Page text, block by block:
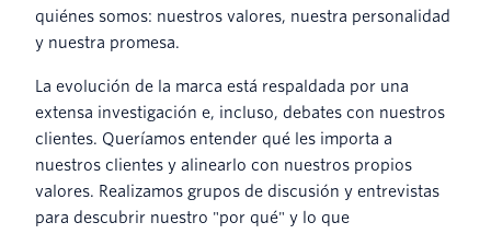
quiénes somos: nuestros valores, nuestra personalidad
y nuestra promesa.
La evolución de la marca está respaldada por una
extensa investigación e, incluso, debates con nuestros
clientes. Queríamos entender qué les importa a
nuestros clientes y alinearlo con nuestros propios
valores. Realizamos grupos de discusión y entrevistas
para descubrir nuestro "por qué" y lo que